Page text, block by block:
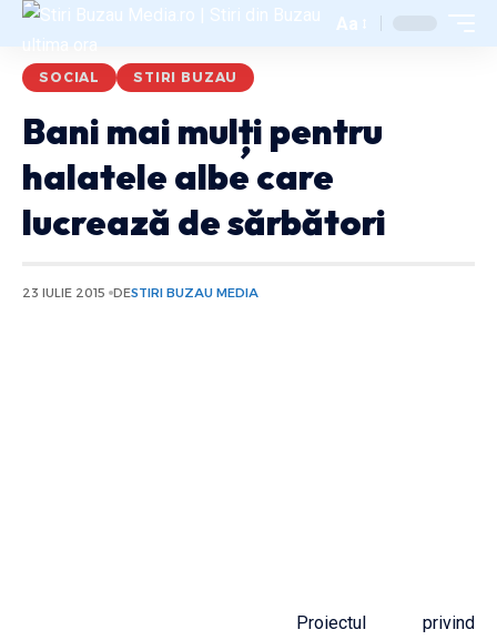
Aa
SOCIAL STIRI BUZAU
Bani mai mulți pentru
halatele albe care
lucrează de sărbători
23 IULIE 2015 DESTIRI BUZAU MEDIA
Proiectul privind